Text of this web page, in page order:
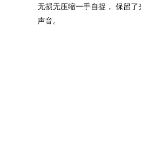
无损无压缩一手自捉， 保留
声音。